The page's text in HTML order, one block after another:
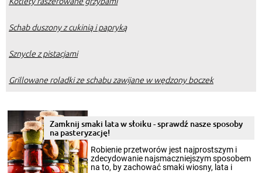
Schab duszony z cukinią i papryką
Sznycle z pistacjami
Grillowane roladki ze schabu zawijane w wędzony boczek
Zamknij smaki lata w słoiku - sprawdź nasze sposoby
na pasteryzację!
Robienie przetworów jest najprostszym i
zdecydowanie najsmaczniejszym sposobem
na to, by zachować smaki wiosny, lata i